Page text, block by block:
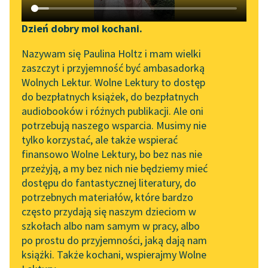
Katalog DAISY
Podkasty o książkach
Zgłoś brak utworu
Aktualności
Spotkanie z Katarzyną
Tunkiel w Oslo
Wolne Lektury na 32.
Pol’and’Rock Festivalu
„Kochanek Lady
Chatterley” do słuchania
na Wolnych Lekturach
Nowy audiobook –
„Marzenie o Oriencie”
Sophie Elkan
Kolekcja Nadwyraz.com x
Narzędzia
Mapa Wolnych Lektur
Leśmianator
Przewodnik dla piszących i
czytających
API
OAI-PMH
Widget Wolnych Lektur
Przypisy
Dzień dobry moi kochani.
Nazywam się Paulina Holtz i mam wielki
zaszczyt i przyjemność być ambasadorką
Wolnych Lektur. Wolne Lektury to dostęp
do bezpłatnych książek, do bezpłatnych
audiobooków i różnych publikacji. Ale oni
potrzebują naszego wsparcia. Musimy nie
tylko korzystać, ale także wspierać
finansowo Wolne Lektury, bo bez nas nie
przeżyją, a my bez nich nie będziemy mieć
dostępu do fantastycznej literatury, do
potrzebnych materiałów, które bardzo
często przydają się naszym dzieciom w
szkołach albo nam samym w pracy, albo
po prostu do przyjemności, jaką dają nam
książki. Także kochani, wspierajmy Wolne
Bolesław Leśmian
Tchu nie stało
wieczności! Nie
drgnęły upały!
Świat i zaświat tym
samym snem
nieruchomiały.
Nie...
Czytaj więcej
Bolesław Leśmian
Dżananda